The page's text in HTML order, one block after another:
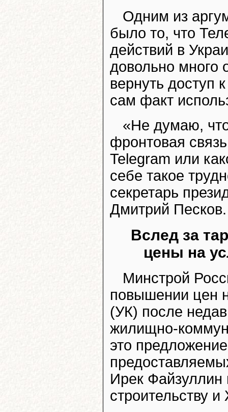
Одним из
было то, что
действий в
довольно много
вернуть доступ
сам факт
«Не думаю,
фронтовая
Telegram или
себе такое
секретарь
Дмитрий Песков.
Вслед за
цены на
Минстрой
повышении цен
(УК) после
жилищно-
это
Ирек Файзуллин
строительству